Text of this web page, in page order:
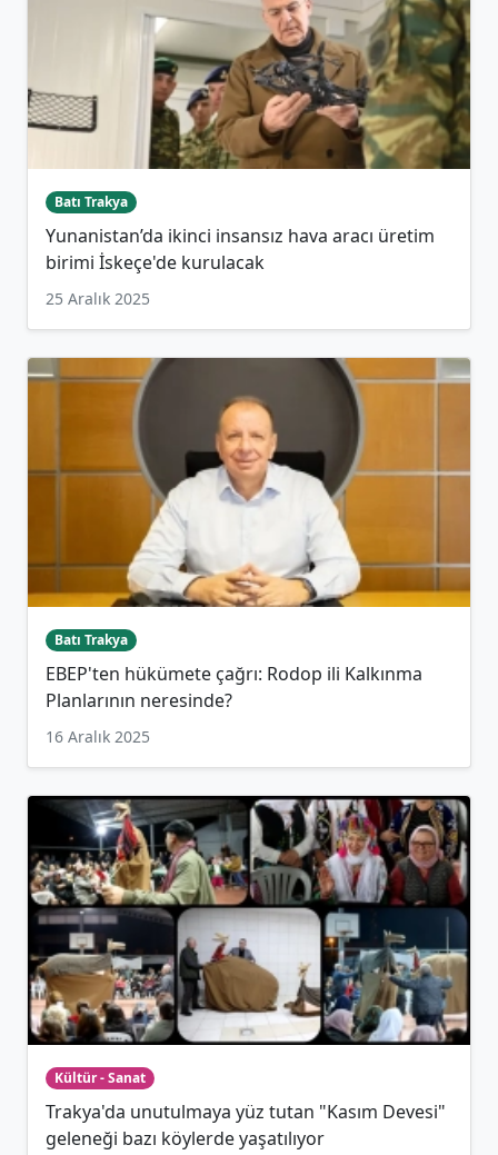
Batı Trakya
Yunanistan’da ikinci insansız hava aracı üretim
birimi İskeçe'de kurulacak
25 Aralık 2025
Batı Trakya
EBEP'ten hükümete çağrı: Rodop ili Kalkınma
Planlarının neresinde?
16 Aralık 2025
Kültür - Sanat
Trakya'da unutulmaya yüz tutan "Kasım Devesi"
geleneği bazı köylerde yaşatılıyor